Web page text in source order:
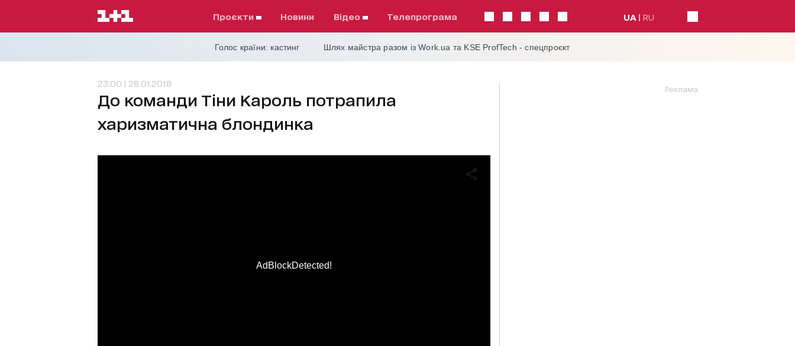
проєкти Новини відео телепрограма UA RU
Голос країни: кастинг Шлях майстра разом із Work.ua та KSE ProfTech - спецпроєкт
23:00 | 28.01.2018
До команди Тіни Кароль потрапила
харизматична блондинка
AdBlockDetected!
Реклама